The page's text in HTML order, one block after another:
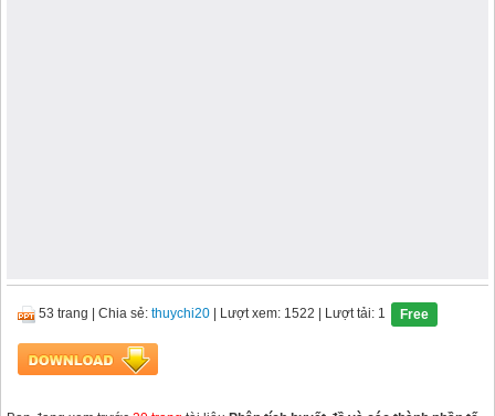
53 trang Chia sẻ: thuychi20 | Lượt xem: 1522 | Lượt tải: 1 Free